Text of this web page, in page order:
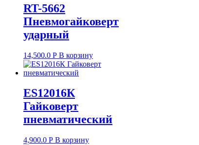
RT-5662
Пневмогайковерт
ударный
14,500.0 Р В корзину
ES12016К
Гайковерт
пневматический
4,900.0 Р В корзину